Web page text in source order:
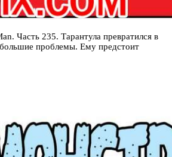
Часть 235. Тарантула превратился в
проблемы. Ему предстоит